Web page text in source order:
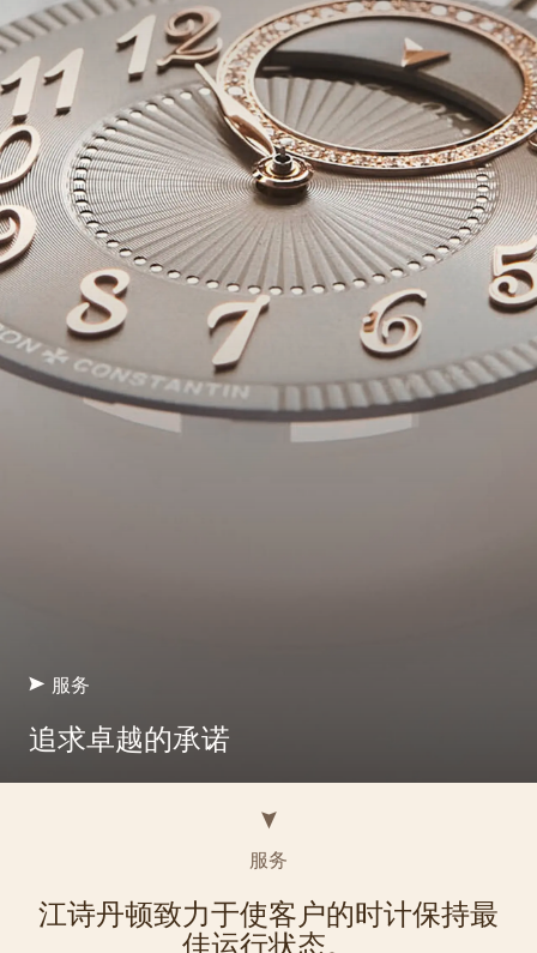
服务
追求卓越的承诺
服务
江诗丹顿致力于使客户的时计保持最
佳运行状态。